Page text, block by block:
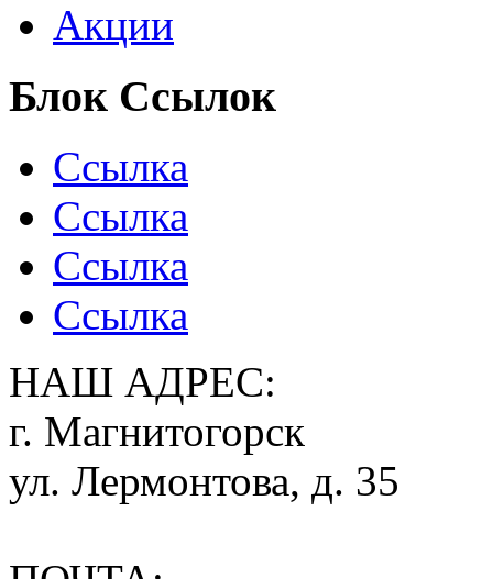
Акции
Блок Ссылок
Ссылка
Ссылка
Ссылка
Ссылка
НАШ АДРЕС:
г. Магнитогорск
ул. Лермонтова, д. 35